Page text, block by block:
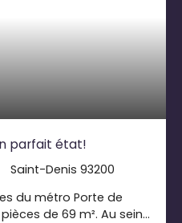
parfait état!
Saint-Denis 93200
du métro Porte de
de 69 m². Au sein